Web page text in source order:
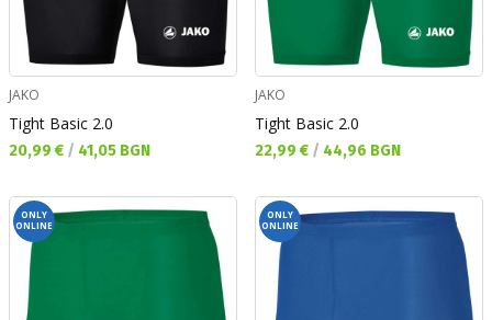
JAKO
Tight Basic 2.0
Текуща цена:
20,99 € / 41,05 BGN
JAKO
Tight Basic 2.0
Текуща цена:
22,99 € / 44,96 BGN
ONLY
ONLINE
ONLY
ONLINE